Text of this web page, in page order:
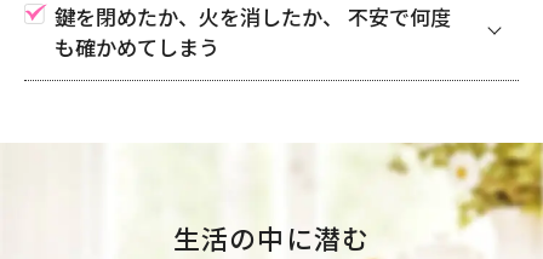
鍵を閉めたか、火を消したか、 不安で何度
も確かめてしまう
生活の中に潜む